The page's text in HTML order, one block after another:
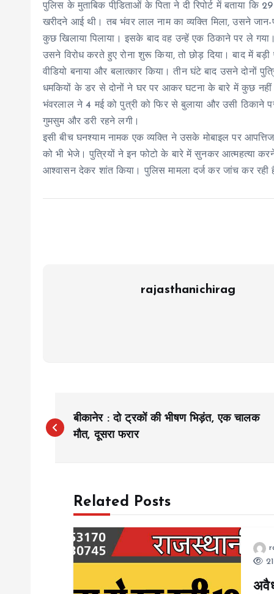
पुलिस के मुताबिक पीडि़ताओं के पिता ने दी रिपोर्ट में बताया
खरीदने आई थी। तब भंवर लाल नाम का व्यक्ति मिला, उसने
कुछ खिलाया पिलाया। इसके बाद वह उन्हें एक ठिकाने पर ले
उसने विरोध करते हुए रोना शुरू किया, तो छोड़ दिया। बाद में
वीडियो बनाया और बलात्कार किया। तीन घंटे बाद उसने दोनों
धमकियों के डर से दोनों ने घर पर आकर घटना के बारे में कुछ नहीं
भंवरलाल ने 4 मई को पुत्री को फिर से बुलाया और उसी ठिकाने
गुमसुम और डरी रहने लगी।
इसी बीच घनश्याम नामक एक व्यक्ति ने उसके मोबाइल पर
को भी भेजे। पुत्रियों ने इन फोटो के बारे में सुनकर आत्महत्या
आश्वासन देकर शांत किया। पुलिस मामला दर्ज कर जांच कर रही
rajasthanichirag
o
बीकानेर : दो ट्रकों की भीषण भिड़ंत, एक चालक
मौत, दूसरा फरार
Related Posts